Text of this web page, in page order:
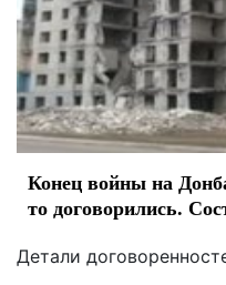
Конец войны на
то договорились.
Детали